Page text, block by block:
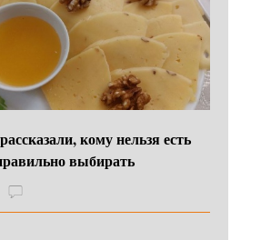
кому нельзя есть
выбирать